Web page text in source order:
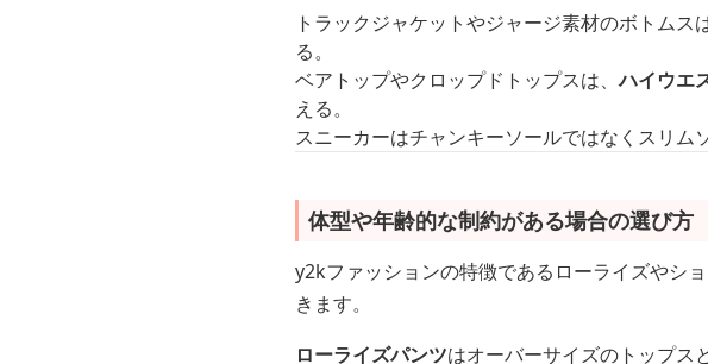
トラックジャケットやジャージ素材のボトムスは
る。
ベアトップやクロップドトップスは、ハイウエ
える。
スニーカーはチャンキーソールではなくスリム
体型や年齢的な制約がある場合の選び方
y2kファッションの特徴であるローライズやシ
きます。
ローライズパンツはオーバーサイズのトップス